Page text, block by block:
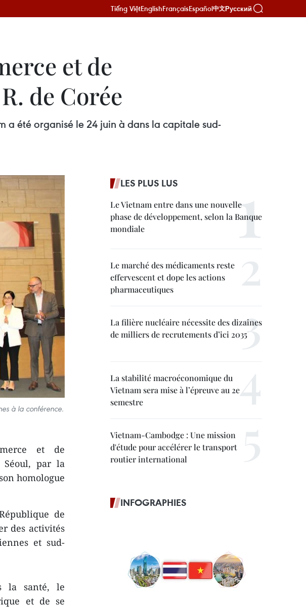
Tiếng ViệtEnglishFrançaisEspañol中文Русский
et de
de Corée
a été organisé le 24 juin à dans la capitale sud-
à la conférence.
et de
par la
homologue
de
des activités
et sud-
la santé, le
et de se
LES PLUS LUS
Le Vietnam entre dans une nouvelle
phase de développement, selon la Banque
mondiale
Le marché des médicaments reste
effervescent et dope les actions
pharmaceutiques
La filière nucléaire nécessite des dizaines
de milliers de recrutements d’ici 2035
La stabilité macroéconomique du
Vietnam sera mise à l’épreuve au 2e
semestre
Vietnam-Cambodge : Une mission
d'étude pour accélérer le transport
routier international
INFOGRAPHIES